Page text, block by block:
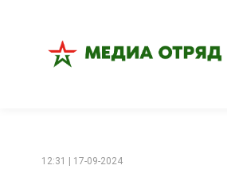
12:31 | 17-09-2024